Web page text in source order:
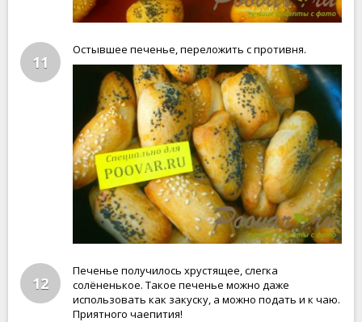
11
Остывшее печенье, переложить с противня.
12
Печенье получилось хрустящее, слегка
солёненькое. Такое печенье можно даже
использовать как закуску, а можно подать и к чаю.
Приятного чаепития!